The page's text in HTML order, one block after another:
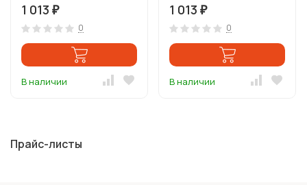
1 013 ₽
0
В наличии
1 013 ₽
0
В наличии
Прайс-листы